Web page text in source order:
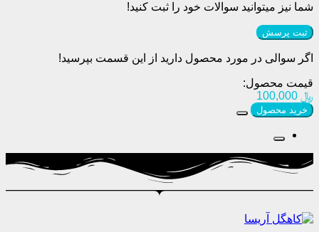
شما نیز میتوانید سوالات خود را ثبت کنید!
ثبت پرسش
اگر سوالی در مورد محصول دارید از این قسمت بپرسید!
قیمت محصول:
﷼
خرید محصول